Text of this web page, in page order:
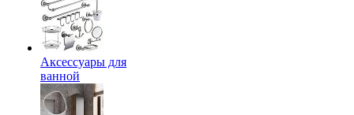
Аксессуары для
ванной